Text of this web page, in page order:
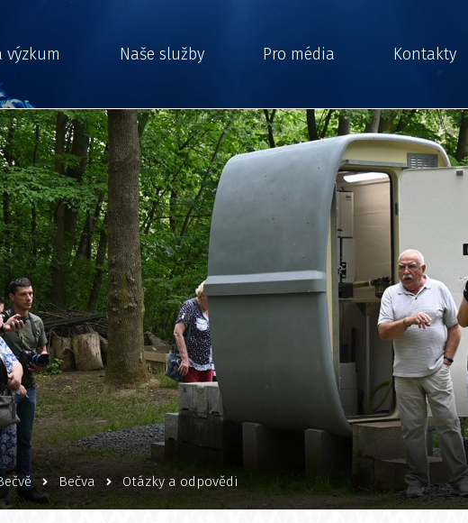
výzkum Naše služby Pro média Kontakty
Bečva Otázky a odpovědi